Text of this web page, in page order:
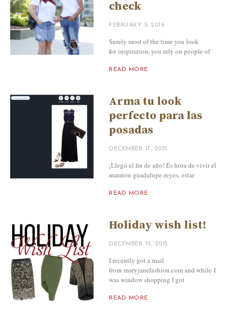
check
FEBRUARY 3, 2016
Surely most of the time you look
for inspiration, you rely on people of
READ MORE
Arma tu look
perfecto para las
posadas
DECEMBER 17, 2015
¡Llegó el fin de año! Es hora de vivir el
maratón guadalupe-reyes, estar
READ MORE
Holiday wish list!
DECEMBER 12, 2015
I recently got a mail
from maryjanefashion.com and while I
was window shopping I got
READ MORE